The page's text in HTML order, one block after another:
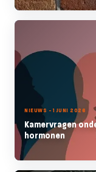
NIEUWS - 1 JUNI 2026
Kamervragen
hormonen